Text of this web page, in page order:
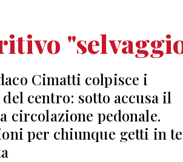
Cimatti colpisce i
centro: sotto accusa il
circolazione pedonale.
per chiunque getti in